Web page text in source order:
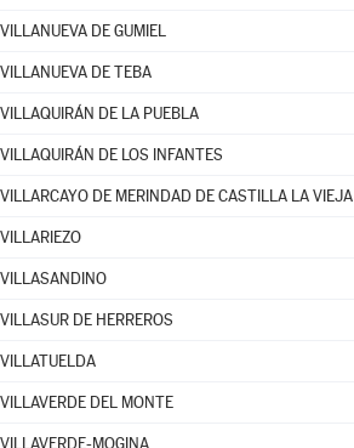
VILLANUEVA DE GUMIEL
VILLANUEVA DE TEBA
VILLAQUIRÁN DE LA PUEBLA
VILLAQUIRÁN DE LOS INFANTES
VILLARCAYO DE MERINDAD DE CASTILLA LA VIEJA
VILLARIEZO
VILLASANDINO
VILLASUR DE HERREROS
VILLATUELDA
VILLAVERDE DEL MONTE
VILLAVERDE-MOGINA